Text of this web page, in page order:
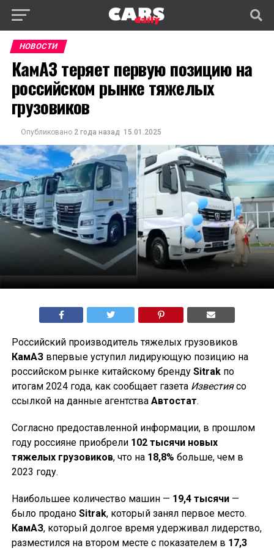
НОВОСТИ
КамАЗ теряет первую позицию на
российском рынке тяжелых
грузовиков
Опубликовано 2 года назад 15.01.2025
Российский производитель тяжелых грузовиков
КамАЗвпервые уступил лидирующую позицию на
российском рынке китайскому бренду Sitrakпо
итогам 2024 года, как сообщает газета Известиясо
ссылкой на данные агентства Автостат.
Согласно предоставленной информации, в прошлом
году россияне приобрели 102 тысячи новых
тяжелых грузовиков, что на 18,8% больше, чем в
2023 году.
Наибольшее количество машин — 19,4 тысячи—
было продано Sitrak, который занял первое место.
КамАЗ, который долгое время удерживал лидерство,
разместился на втором месте с показателем в 17,3